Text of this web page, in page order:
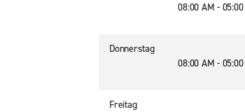
08:00 AM -
Donnerstag
08:00 AM -
Freitag